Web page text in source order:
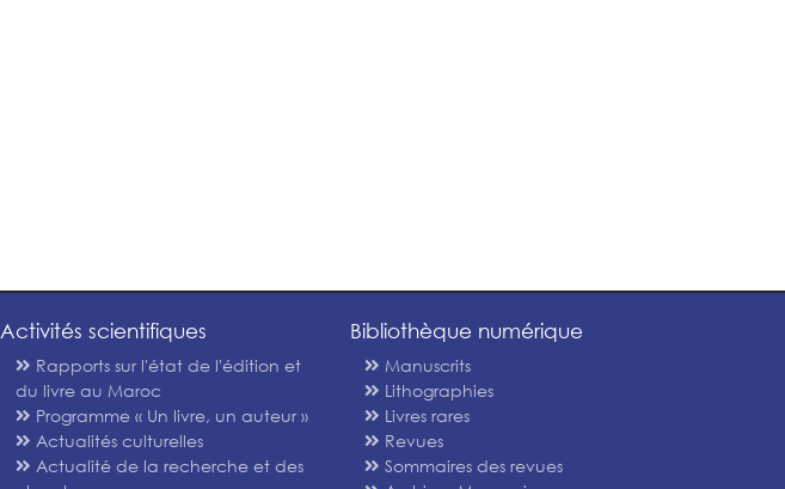
Activités scientifiques
Rapports sur l'état de l'édition et
du livre au Maroc
Programme « Un livre, un auteur »
Actualités culturelles
Actualité de la recherche et des
Bibliothèque numérique
Manuscrits
Lithographies
Livres rares
Revues
Sommaires des revues